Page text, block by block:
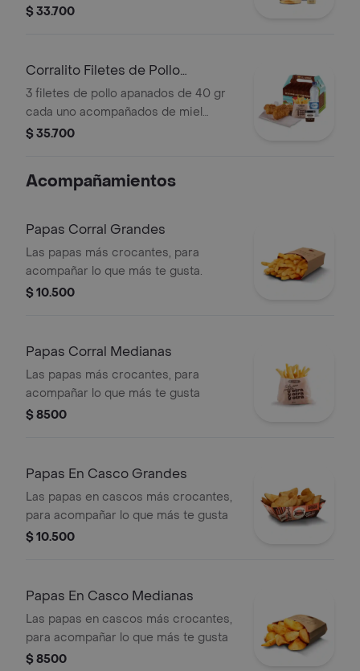
lechuga en julianas, salsa blanca y
60 g
$ 33.700
Corralito Filetes de Pollo
Apanados
3 filetes de pollo apanados de 40 gr
cada uno acompañados de miel
mostaza con papas Corral medianas,
$ 35.700
Acompañamientos
Papas Corral Grandes
Las papas más crocantes, para
acompañar lo que más te gusta.
$ 10.500
Papas Corral Medianas
Las papas más crocantes, para
acompañar lo que más te gusta
$ 8500
Papas En Casco Grandes
Las papas en cascos más crocantes,
para acompañar lo que más te gusta
$ 10.500
Papas En Casco Medianas
Las papas en cascos más crocantes,
para acompañar lo que más te gusta
$ 8500